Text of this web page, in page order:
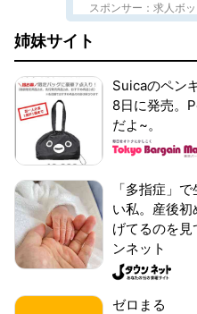
スポンサー：求人ボ
姉妹サイト
Suicaのペン
8日に発売。
だよ~。
「多指症」
い私。産後
げてるのを
ンネット
ゼロまる